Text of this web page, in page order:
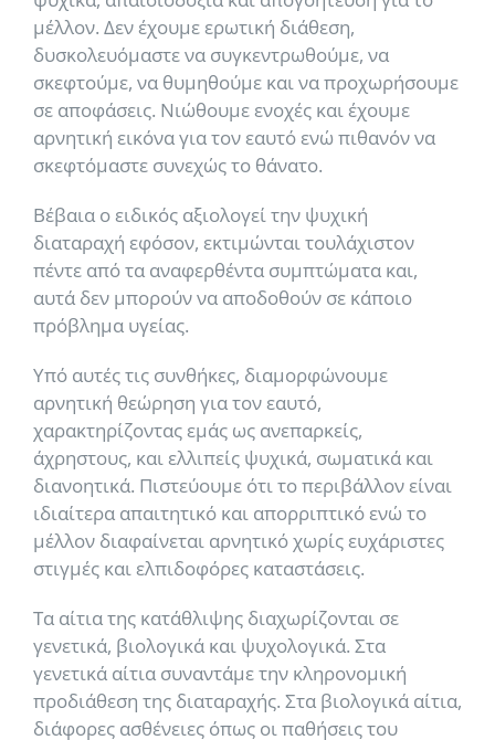
μέλλον. Δεν έχουμε ερωτική διάθεση,
δυσκολευόμαστε να συγκεντρωθούμε, να
σκεφτούμε, να θυμηθούμε και να προχωρήσουμε
σε αποφάσεις. Νιώθουμε ενοχές και έχουμε
αρνητική εικόνα για τον εαυτό ενώ πιθανόν να
σκεφτόμαστε συνεχώς το θάνατο.
Βέβαια ο ειδικός αξιολογεί την ψυχική
διαταραχή εφόσον, εκτιμώνται τουλάχιστον
πέντε από τα αναφερθέντα συμπτώματα και,
αυτά δεν μπορούν να αποδοθούν σε κάποιο
πρόβλημα υγείας.
Υπό αυτές τις συνθήκες, διαμορφώνουμε
αρνητική θεώρηση για τον εαυτό,
χαρακτηρίζοντας εμάς ως ανεπαρκείς,
άχρηστους, και ελλιπείς ψυχικά, σωματικά και
διανοητικά. Πιστεύουμε ότι το περιβάλλον είναι
ιδιαίτερα απαιτητικό και απορριπτικό ενώ το
μέλλον διαφαίνεται αρνητικό χωρίς ευχάριστες
στιγμές και ελπιδοφόρες καταστάσεις.
Τα αίτια της κατάθλιψης διαχωρίζονται σε
γενετικά, βιολογικά και ψυχολογικά. Στα
γενετικά αίτια συναντάμε την κληρονομική
προδιάθεση της διαταραχής. Στα βιολογικά αίτια,
διάφορες ασθένειες όπως οι παθήσεις του